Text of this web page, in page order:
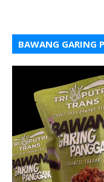
BAWANG GARING